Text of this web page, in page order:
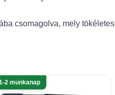
csomagolva, mely
2 munkanap